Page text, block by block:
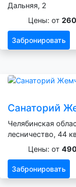
Дальняя, 2
Цены: от
Забронировать
Санаторий
Челябинская
лесничество, 44
Цены: от
Забронировать